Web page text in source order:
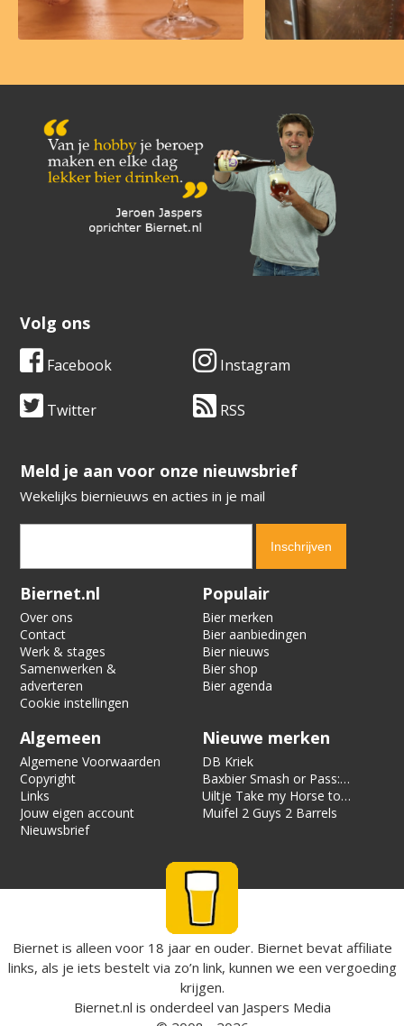
Volg ons
Facebook Instagram
Twitter RSS
​​​​​​​Meld je aan voor onze nieuwsbrief
Wekelijks biernieuws en acties in je mail
Verification code:
Biernet.nl
Over ons
Contact
Werk & stages
Samenwerken &
adverteren
Cookie instellingen
Populair
Bier merken
Bier aanbiedingen
Bier nieuws
Bier shop
Bier agenda
Algemeen
Algemene Voorwaarden
Copyright
Links
Jouw eigen account
Nieuwsbrief
Nieuwe merken
DB Kriek
Baxbier Smash or Pass:
Strata
Uiltje Take my Horse to
the Hotel Room
Muifel 2 Guys 2 Barrels
Biernet is alleen voor 18 jaar en ouder. Biernet bevat affiliate
links, als je iets bestelt via zo’n link, kunnen we een vergoeding
krijgen.
Biernet.nl is onderdeel van Jaspers Media